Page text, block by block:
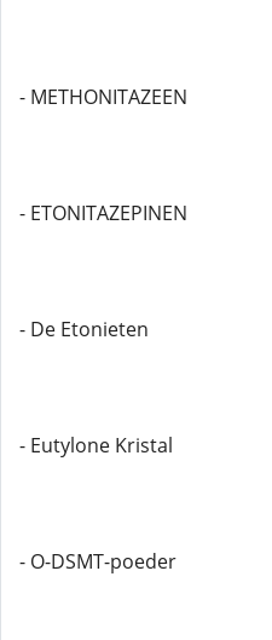
- METHONITAZEEN
- ETONITAZEPINEN
- De Etonieten
- Eutylone Kristal
- O-DSMT-poeder